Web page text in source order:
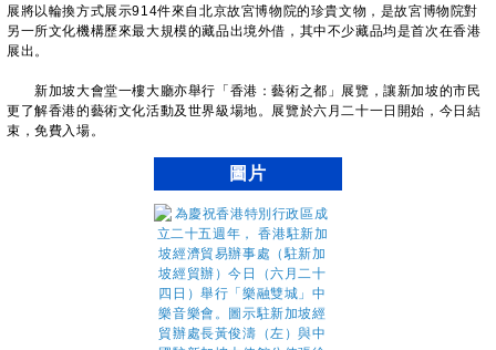
展將以輪換方式展示914件來自北京故宮博物院的珍貴文物，是故宮博物院對
另一所文化機構歷來最大規模的藏品出境外借，其中不少藏品均是首次在香港
展出。
新加坡大會堂一樓大廳亦舉行「香港：藝術之都」展覽，讓新加坡的市民
更了解香港的藝術文化活動及世界級場地。展覽於六月二十一日開始，今日結
束，免費入場。
圖片